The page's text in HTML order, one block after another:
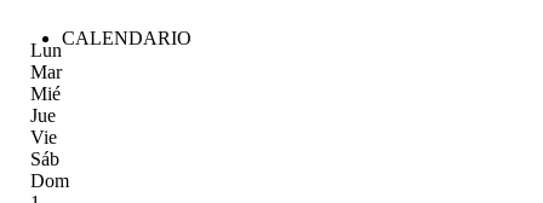
CALENDARIO
Lun
Mar
Mié
Jue
Vie
Sáb
Dom